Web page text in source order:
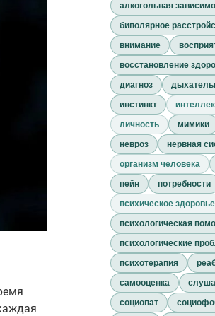
алкогольная
биполярное
внимание
восстановление
диагноз
инстинкт
личность
мимики
невроз
нервная
организм человека
пейн
потребности
психическое здоровье
психологическая
психологические
психотерапия
самооценка
социопат